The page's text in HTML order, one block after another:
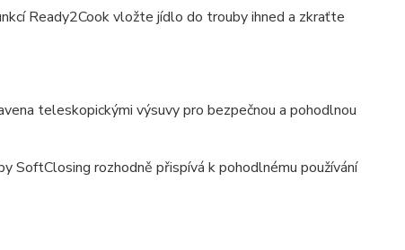
Ready2Cook vložte jídlo do trouby ihned a zkraťte
teleskopickými výsuvy pro bezpečnou a pohodlnou
SoftClosing rozhodně přispívá k pohodlnému používání